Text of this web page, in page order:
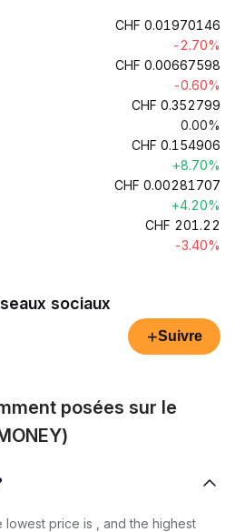
CHF 0.01970146
-2.70%
CHF 0.00667598
-0.60%
CHF 0.352799
0.00%
CHF 0.154906
+8.70%
CHF 0.00281707
+4.20%
CHF 201.22
-3.40%
sociaux
+Suivre
posées sur le
lowest price is , and the highest